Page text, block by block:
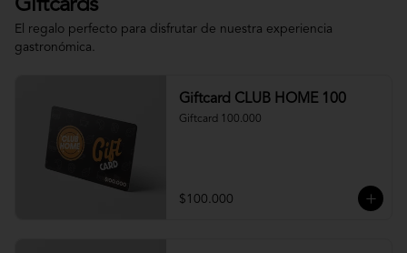
Giftcards
El regalo perfecto para disfrutar de nuestra experiencia
gastronómica.
Giftcard CLUB HOME 100
Giftcard 100.000
$100.000